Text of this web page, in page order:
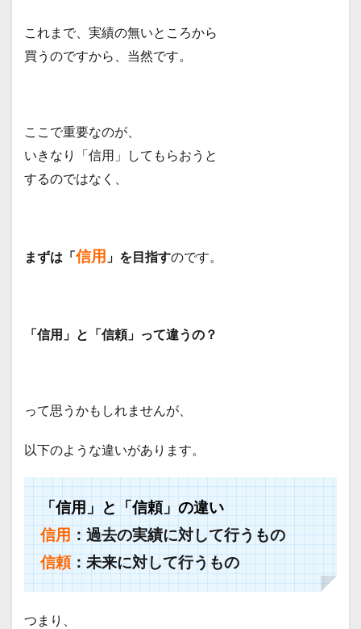
これまで、実績の無いところから
買うのですから、当然です。
ここで重要なのが、
いきなり「信用」してもらおうと
するのではなく、
まずは「信用 」を目指すのです。
「信用」と「信頼」って違うの？
って思うかもしれませんが、
以下のような違いがあります。
「信用」と「信頼」の違い
信用：過去の実績に対して行うもの
信頼：未来に対して行うもの
つまり、